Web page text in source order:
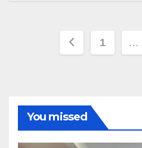
Posts
1 …
You missed